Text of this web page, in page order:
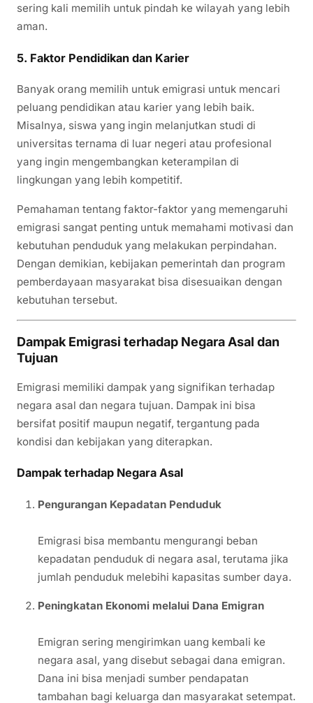
sering kali memilih untuk pindah ke wilayah yang lebih
aman.
5. Faktor Pendidikan dan Karier
Banyak orang memilih untuk emigrasi untuk mencari
peluang pendidikan atau karier yang lebih baik.
Misalnya, siswa yang ingin melanjutkan studi di
universitas ternama di luar negeri atau profesional
yang ingin mengembangkan keterampilan di
lingkungan yang lebih kompetitif.
Pemahaman tentang faktor-faktor yang memengaruhi
emigrasi sangat penting untuk memahami motivasi dan
kebutuhan penduduk yang melakukan perpindahan.
Dengan demikian, kebijakan pemerintah dan program
pemberdayaan masyarakat bisa disesuaikan dengan
kebutuhan tersebut.
Dampak Emigrasi terhadap Negara Asal dan
Tujuan
Emigrasi memiliki dampak yang signifikan terhadap
negara asal dan negara tujuan. Dampak ini bisa
bersifat positif maupun negatif, tergantung pada
kondisi dan kebijakan yang diterapkan.
Dampak terhadap Negara Asal
Pengurangan Kepadatan Penduduk
Emigrasi bisa membantu mengurangi beban
kepadatan penduduk di negara asal, terutama jika
jumlah penduduk melebihi kapasitas sumber daya.
Peningkatan Ekonomi melalui Dana Emigran
Emigran sering mengirimkan uang kembali ke
negara asal, yang disebut sebagai dana emigran.
Dana ini bisa menjadi sumber pendapatan
tambahan bagi keluarga dan masyarakat setempat.